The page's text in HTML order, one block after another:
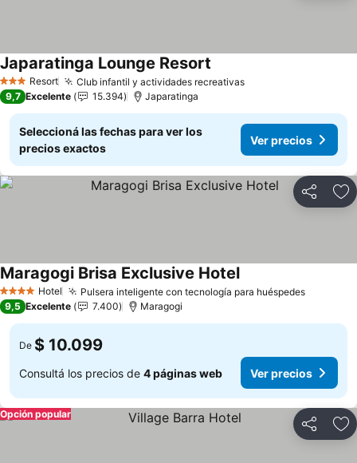
3 EstrellasResort Club infantil y actividades recreativasVer precios
Japaratinga Lounge Resort
9,7 Excelente 15.394 Japaratinga
Seleccioná las fechas para ver los
precios exactos
Ver precios
Compartir
4 EstrellasHotel Pulsera inteligente con tecnología para huéspedesVer
Maragogi Brisa Exclusive HotelVer precios
9,5 Excelente 7.400 Maragogi
De $ 10.099
Consultá los precios de 4 páginas web Ver precios
Compartir
Opción popular